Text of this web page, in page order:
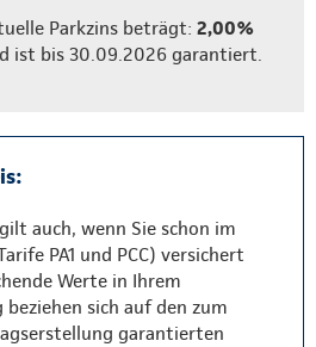
Parkzins beträgt: 2,00%
ist bis 30.09.2026 garantiert.
auch, wenn Sie schon im
PA1 und PCC) versichert
Werte in Ihrem
sich auf den zum
garantierten